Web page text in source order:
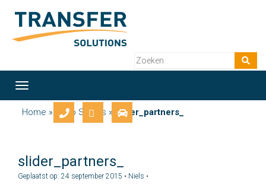
Toggle
navigation
Home » Logo Sliders » slider_partners_
slider_partners_
Geplaatst op: 24 september 2015 • Niels •